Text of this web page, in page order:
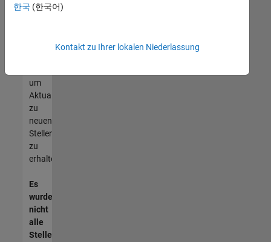
werden
unseres
um
Aktualisierungen
zu
neuen
Stellenangeboten
zu
erhalten.
Es
wurden
nicht
alle
Stellen
한국 (한국어)
Kontakt zu Ihrer lokalen Niederlassung